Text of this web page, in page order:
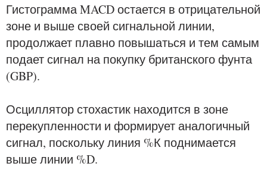
Гистограмма MACD остается в отрицательной
зоне и выше своей сигнальной линии,
продолжает плавно повышаться и тем самым
подает сигнал на покупку британского фунта
(GBP).
Осциллятор стохастик находится в зоне
перекупленности и формирует аналогичный
сигнал, поскольку линия %К поднимается
выше линии %D.